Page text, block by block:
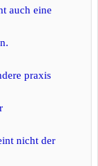
auch eine
praxis
nicht der